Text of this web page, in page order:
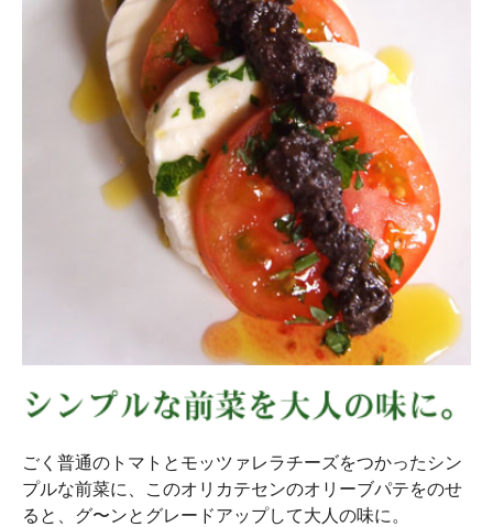
ごく普通のトマトとモッツァレラチーズをつかったシン
プルな前菜に、このオリカテセンのオリーブパテをのせ
ると、グ〜ンとグレードアップして大人の味に。